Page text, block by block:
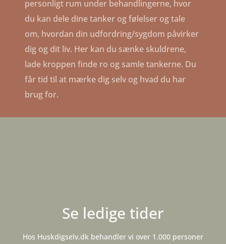
personligt rum under behandlingerne, hvor
du kan dele dine tanker og følelser og tale
om, hvordan din udfordring/sygdom påvirker
dig og dit liv. Her kan du sænke skuldrene,
lade kroppen finde ro og samle tankerne. Du
får tid til at mærke dig selv og hvad du har
brug for.
Se ledige tider
Hos Huskdigselv.dk behandler vi over 1.000 personer